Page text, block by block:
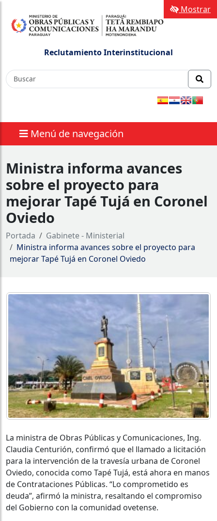
Reclutamiento Interinstitucional
Menú de navegación
Mostrar
Ministra informa avances
sobre el proyecto para
mejorar Tapé Tujá en Coronel
Oviedo
Portada
Gabinete - Ministerial
Ministra informa avances sobre el proyecto para
mejorar Tapé Tujá en Coronel Oviedo
La ministra de Obras Públicas y Comunicaciones, Ing.
Claudia Centurión, confirmó que el llamado a licitación
para la intervención de la travesía urbana de Coronel
Oviedo, conocida como Tapé Tujá, está ahora en manos
de Contrataciones Públicas. “Lo comprometido es
deuda”, afirmó la ministra, resaltando el compromiso
del Gobierno con la comunidad ovetense.